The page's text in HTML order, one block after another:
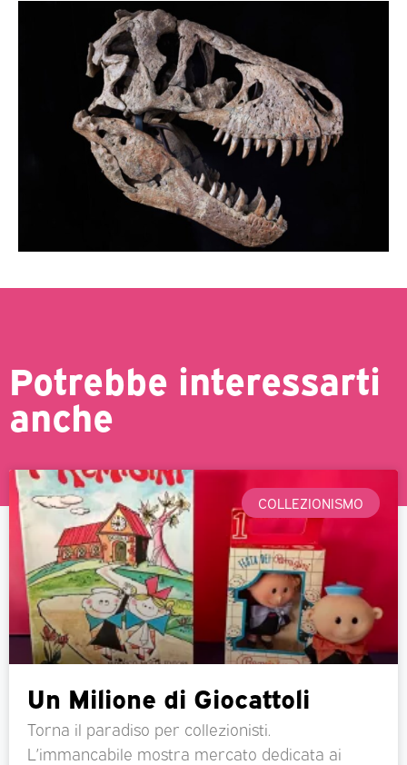
Potrebbe interessarti
anche
COLLEZIONISMO
Un Milione di Giocattoli
Torna il paradiso per collezionisti.
L’immancabile mostra mercato dedicata ai